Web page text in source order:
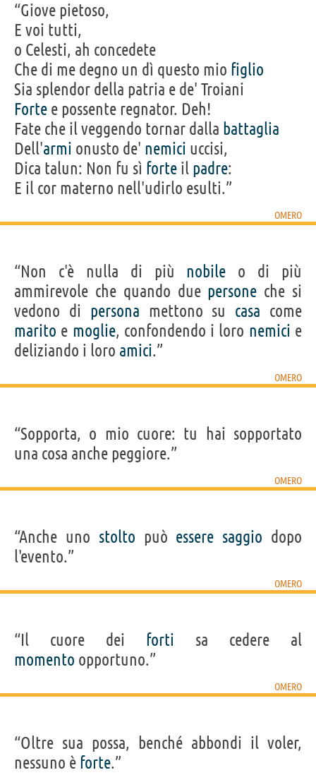
“Giove pietoso,
E voi tutti,
o Celesti, ah concedete
Che di me degno un dì questo mio figlio
Sia splendor della patria e de' Troiani
Forte e possente regnator. Deh!
Fate che il veggendo tornar dalla battaglia
Dell'armi onusto de' nemici uccisi,
Dica talun: Non fu sì forte il padre:
E il cor materno nell'udirlo esulti.”
OMERO
“Non c'è nulla di più nobile o di più
ammirevole che quando due persone che si
vedono di persona mettono su casa come
marito e moglie, confondendo i loro nemici e
deliziando i loro amici.”
OMERO
“Sopporta, o mio cuore: tu hai sopportato
una cosa anche peggiore.”
OMERO
“Anche uno stolto può essere saggio dopo
l'evento.”
OMERO
“Il cuore dei forti sa cedere al
momento opportuno.”
OMERO
“Oltre sua possa, benché abbondi il voler,
nessuno è forte.”